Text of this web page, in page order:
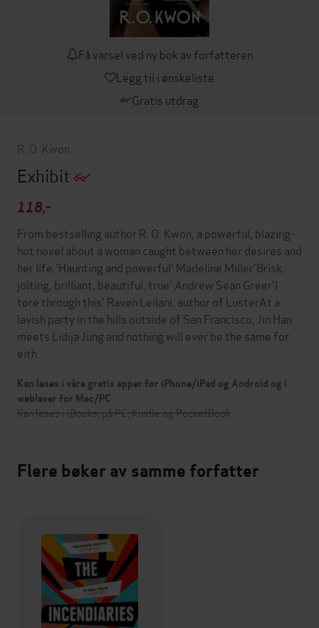
Få varsel ved ny bok av forfatteren
Legg til i ønskeliste
Gratis utdrag
R. O. Kwon
Exhibit
118,-
From bestselling author R. O. Kwon, a powerful, blazing-
hot novel about a woman caught between her desires and
her life.'Haunting and powerful' Madeline Miller'Brisk,
jolting, brilliant, beautiful, true' Andrew Sean Greer'I
tore through this' Raven Leilani, author of LusterAt a
lavish party in the hills outside of San Francisco, Jin Han
meets Lidija Jung and nothing will ever be the same for
eith…
Kan leses i våre gratis apper for iPhone/iPad og Android og i
webleser for Mac/PC
Kan leses i iBooks, på PC, Kindle og PocketBook
Flere bøker av samme forfatter